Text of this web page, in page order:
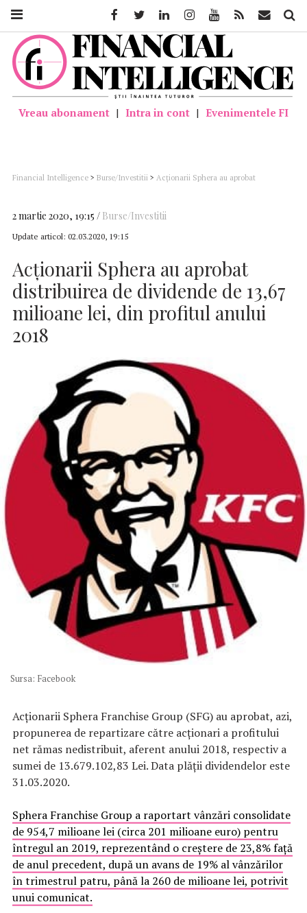
Vreau abonament | Intra in cont | Evenimentele FI
Financial Intelligence > Burse/Investitii > Acționarii Sphera au aprobat
2 martie 2020, 19:15 Burse/Investitii
Update articol: 02.03.2020, 19:15
Acționarii Sphera au aprobat
distribuirea de dividende de 13,67
milioane lei, din profitul anului
2018
Sursa: Facebook
Acționarii Sphera Franchise Group (SFG) au aprobat, azi,
propunerea de repartizare către acționari a profitului
net rămas nedistribuit, aferent anului 2018, respectiv a
sumei de 13.679.102,83 Lei. Data plății dividendelor este
31.03.2020.
Sphera Franchise Group a raportart vânzări consolidate
de 954,7 milioane lei (circa 201 milioane euro) pentru
întregul an 2019, reprezentând o creștere de 23,8% față
de anul precedent, după un avans de 19% al vânzărilor
în trimestrul patru, până la 260 de milioane lei, potrivit
unui comunicat.
FacebookTwitter LinkedinInstagramYoutube Feed Mail